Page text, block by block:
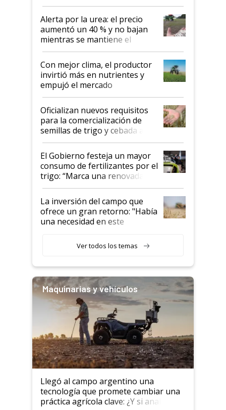
Alerta por la urea: el precio
aumentó un 40 % y no bajan
mientras se mantiene el
conflicto en Medio Oriente
Con mejor clima, el productor
invirtió más en nutrientes y
empujó el mercado
Oficializan nuevos requisitos
para la comercialización de
semillas de trigo y cebada a
granel
El Gobierno festeja un mayor
consumo de fertilizantes por el
trigo: “Marca una renovada
confianza de los productores”
La inversión del campo que
ofrece un gran retorno: "Había
una necesidad en este
Ver todos los temas
Maquinarias y vehículos
Llegó al campo argentino una
tecnología que promete cambiar una
práctica agrícola clave: ¿Y si analizar